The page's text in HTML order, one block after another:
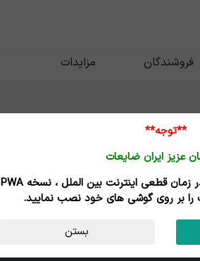
فروشندگان مزایدات
**توجه**
عزیز ایران ضایعات
برای دسترسی همیشگی حتی در زمان قطعی اینترنت بین الملل ، نسخه PWA
را بر روی گوشی های خود نصب نمایید.
بستن